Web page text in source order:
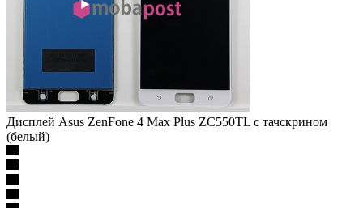
Дисплей Asus ZenFone 4 Max Plus ZC550TL с тачскрином
(белый)